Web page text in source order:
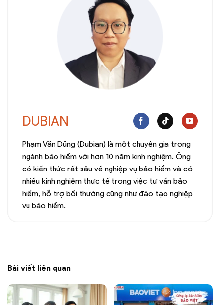
DUBIAN
Phạm Văn Dũng (Dubian) là một chuyên gia trong
ngành bảo hiểm với hơn 10 năm kinh nghiệm. Ông
có kiến thức rất sâu về nghiệp vụ bảo hiểm và có
nhiều kinh nghiệm thực tế trong việc tư vấn bảo
hiểm, hỗ trợ bồi thường cũng như đào tạo nghiệp
vụ bảo hiểm.
Bài viết liên quan